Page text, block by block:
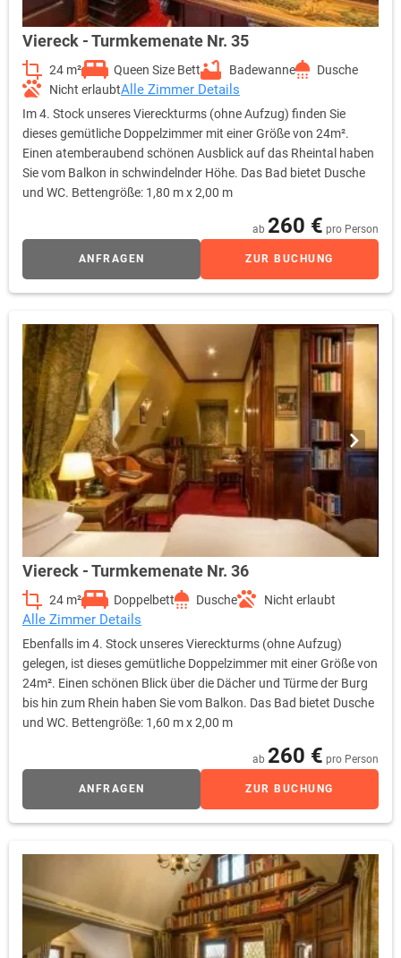
Viereck - Turmkemenate Nr. 35
24 m² Queen Size Bett Badewanne
Dusche
Nicht erlaubtAlle Zimmer Details
Im 4. Stock unseres Viereckturms (ohne Aufzug) finden Sie
dieses gemütliche Doppelzimmer mit einer Größe von 24m².
Einen atemberaubend schönen Ausblick auf das Rheintal haben
Sie vom Balkon in schwindelnder Höhe. Das Bad bietet Dusche
und WC. Bettengröße: 1,80 m x 2,00 m
ab 260 € pro Person
ANFRAGEN ZUR BUCHUNG
Viereck - Turmkemenate Nr. 36
24 m² Doppelbett Dusche Nicht erlaubt
Alle Zimmer Details
Ebenfalls im 4. Stock unseres Viereckturms (ohne Aufzug)
gelegen, ist dieses gemütliche Doppelzimmer mit einer Größe von
24m². Einen schönen Blick über die Dächer und Türme der Burg
bis hin zum Rhein haben Sie vom Balkon. Das Bad bietet Dusche
und WC. Bettengröße: 1,60 m x 2,00 m
ab 260 € pro Person
ANFRAGEN ZUR BUCHUNG